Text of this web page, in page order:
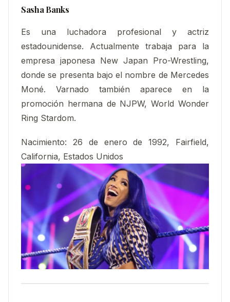
Sasha Banks
Es una luchadora profesional y actriz
estadounidense. Actualmente trabaja para la
empresa japonesa New Japan Pro-Wrestling,
donde se presenta bajo el nombre de Mercedes
Moné. Varnado también aparece en la
promoción hermana de NJPW, World Wonder
Ring Stardom.
Nacimiento:
26 de enero de 1992, Fairfield,
California, Estados Unidos